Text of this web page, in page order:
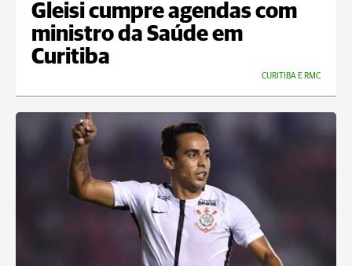
Gleisi cumpre agendas com
ministro da Saúde em
Curitiba
CURITIBA E RMC